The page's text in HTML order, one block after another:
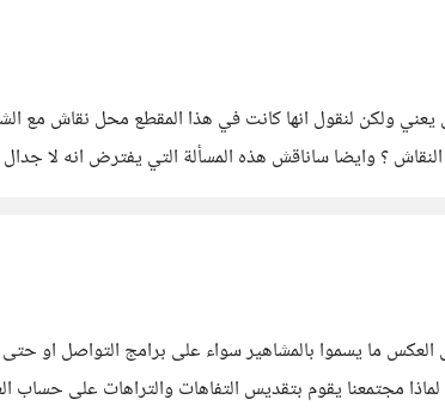
ولكن لنقول انها كانت في هذا المقطع محل نقاش مع
؟ وايضا ساناقش هذه المسألة التي يفترض انه لا
العكس ما يسموا بالمشاهير سواء على برامج التواصل او
لماذا مجتمعنا يقوم بتقديس التفاهات والتراهات على